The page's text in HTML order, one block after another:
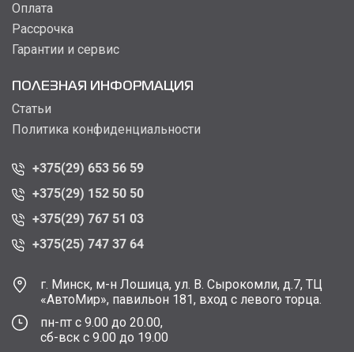
Оплата
Рассрочка
Гарантии и сервис
ПОЛЕЗНАЯ ИНФОРМАЦИЯ
Статьи
Политика конфиденциальности
+375(29) 653 56 59
+375(29) 152 50 50
+375(29) 767 51 03
+375(25) 747 37 64
г. Минск, м-н Лошица, ул. В. Сырокомли, д.7, ТЦ
«АвтоМир», павильон 181, вход с левого торца.
пн-пт с 9.00 до 20.00,
сб-вск с 9.00 до 19.00